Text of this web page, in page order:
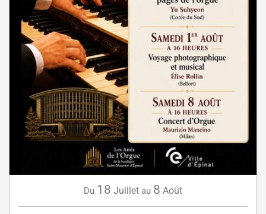
Du 18 Juillet au 8 Août